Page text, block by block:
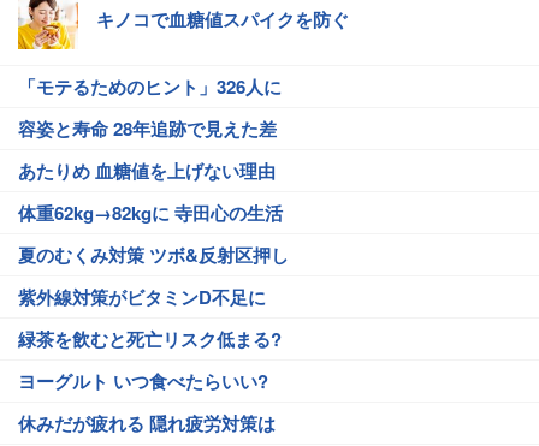
キノコで血糖値スパイクを防ぐ
「モテるためのヒント」326人に
容姿と寿命 28年追跡で見えた差
あたりめ 血糖値を上げない理由
体重62kg→82kgに 寺田心の生活
夏のむくみ対策 ツボ&反射区押し
紫外線対策がビタミンD不足に
緑茶を飲むと死亡リスク低まる?
ヨーグルト いつ食べたらいい?
休みだが疲れる 隠れ疲労対策は